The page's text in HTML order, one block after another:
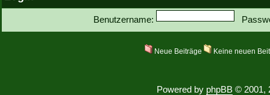
Benutzername:
Neue Beiträge Keine neuen
Powered by phpBB © 2001,